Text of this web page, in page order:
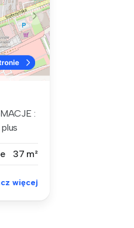
:
37 m²
więcej